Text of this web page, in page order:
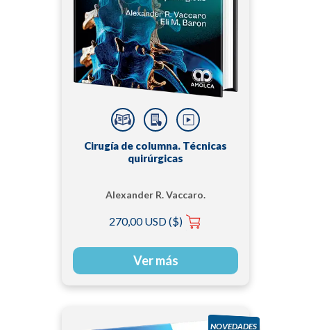
Cirugía de columna. Técnicas
quirúrgicas
Alexander R. Vaccaro.
Baron
270,00 USD ($)
Ver más